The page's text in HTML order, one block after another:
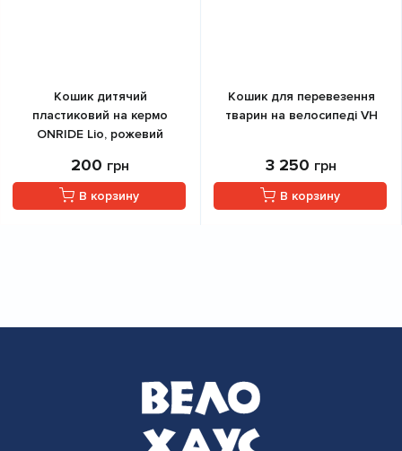
Кошик дитячий
пластиковий на кермо
ONRIDE Lio, рожевий
200 грн
В корзину
Кошик для перевезення
тварин на велосипеді VH
3 250 грн
В корзину